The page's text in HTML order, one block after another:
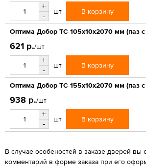
+
-
шт В корзину
Оптима Добор ТС 105х10х2070 мм (паз
621 р./шт
+
-
шт В корзину
Оптима Добор ТС 155х10х2070 мм (паз
938 р./шт
+
-
шт В корзину
В случае особеностей в заказе дверей вы
комментарий в форме заказа при его